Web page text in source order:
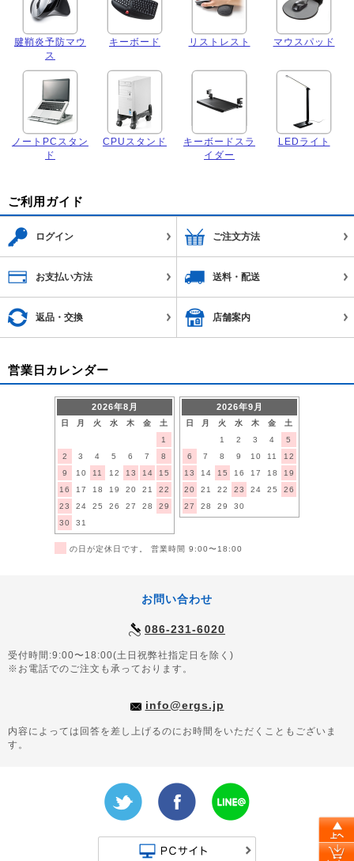
腱鞘炎予防マウ
ス
キーボード リストレスト マウスパッド
ノートPCスタン
ド
CPUスタンド
キーボードスラ
イダー
LEDライト
ご利用ガイド
ログイン ご注文方法
お支払い方法 送料・配送
返品・交換 店舗案内
営業日カレンダー
2026年8月
日 月 火 水 木 金
土
1
2
3 4 5 6 7
8
9
10 11 12 13 14
15
16
17 18 19 20 21
22
23
24 25 26 27 28
29
30
31
2026年9月
日 月 火 水 木 金
土
1
2 3 4
5
6
7 8 9 10 11
12
13
14 15 16 17 18
19
20
21 22 23 24 25
26
27
28 29 30
の日が定休日です。 営業時間 9:00〜18:00
お問い合わせ
086-231-6020
受付時間:9:00〜18:00(土日祝弊社指定日を除く)
※お電話でのご注文も承っております。
info@ergs.jp
内容によっては回答を差し上げるのにお時間をいただくこともございま
す。